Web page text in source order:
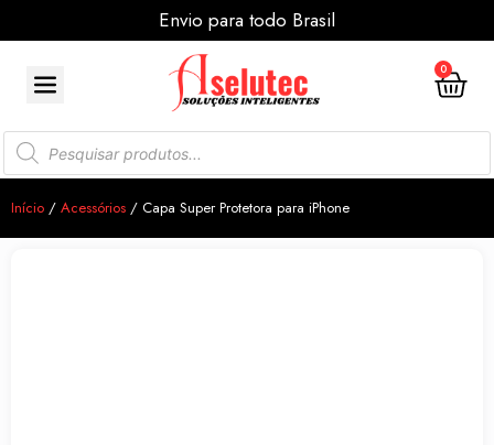
Envio para todo Brasil
0
Início / Acessórios / Capa Super Protetora para iPhone